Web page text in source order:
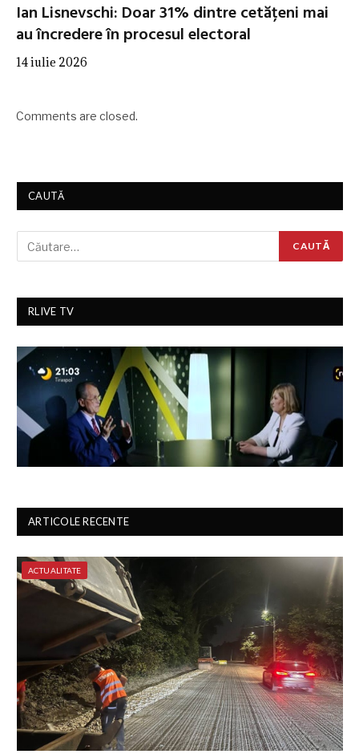
Ian Lisnevschi: Doar 31% dintre cetățeni mai
au încredere în procesul electoral
14 iulie 2026
Comments are closed.
CAUTĂ
RLIVE TV
ARTICOLE RECENTE
ACTUALITATE